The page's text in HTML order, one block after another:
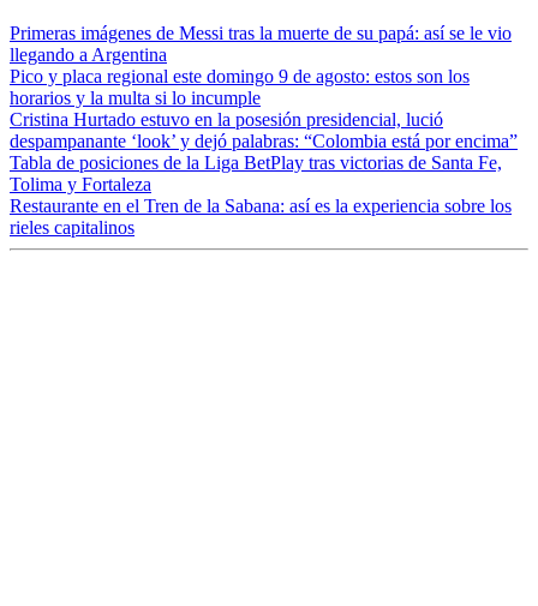
Primeras imágenes de Messi tras la muerte de su papá: así se le vio
llegando a Argentina
Pico y placa regional este domingo 9 de agosto: estos son los
horarios y la multa si lo incumple
Cristina Hurtado estuvo en la posesión presidencial, lució
despampanante ‘look’ y dejó palabras: “Colombia está por encima”
Tabla de posiciones de la Liga BetPlay tras victorias de Santa Fe,
Tolima y Fortaleza
Restaurante en el Tren de la Sabana: así es la experiencia sobre los
rieles capitalinos